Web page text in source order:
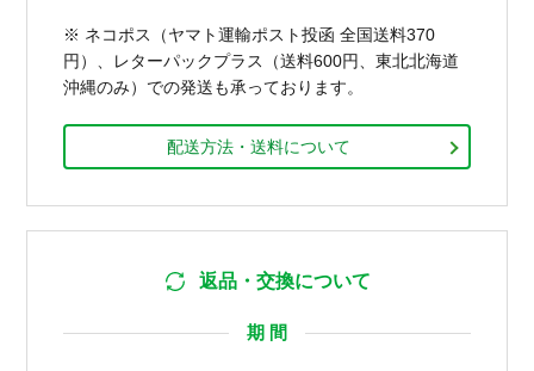
※ ネコポス（ヤマト運輸ポスト投函 全国送料370
円）、レターパックプラス（送料600円、東北北海道
沖縄のみ）での発送も承っております。
配送方法・送料について
返品・交換について
期 間